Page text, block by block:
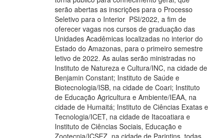
serão abertas as inscrições para o Processo
Seletivo para o Interior ­ PSI/2022, a fim de
oferecer vagas nos cursos de graduação das
Unidades Acadêmicas localizadas no interior do
Estado do Amazonas, para o primeiro semestre
letivo de 2022. As aulas serão ministradas no
Instituto de Natureza e Cultura/INC, na cidade de
Benjamin Constant; Instituto de Saúde e
Biotecnologia/ISB, na cidade de Coari; Instituto
de Educação Agricultura e Ambiente/IEAA, na
cidade de Humaitá; Instituto de Ciências Exatas e
Tecnologia/ICET, na cidade de Itacoatiara e
Instituto de Ciências Sociais, Educação e
Zootecnia/ICSEZ, na cidade de Parintins, todas